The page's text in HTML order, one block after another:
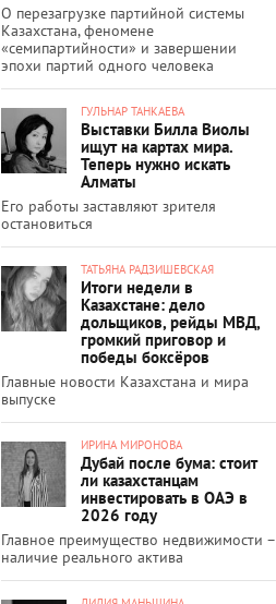
О перезагрузке партийной системы
Казахстана, феномене
«семипартийности» и завершении
эпохи партий одного человека
ГУЛЬНАР ТАНКАЕВА
Выставки Билла Виолы
ищут на картах мира.
Теперь нужно искать
Алматы
Его работы заставляют зрителя
остановиться
ТАТЬЯНА РАДЗИШЕВСКАЯ
Итоги недели в
Казахстане: дело
дольщиков, рейды МВД,
громкий приговор и
победы боксёров
Главные новости Казахстана и мира
выпуске
ИРИНА МИРОНОВА
Дубай после бума: стоит
ли казахстанцам
инвестировать в ОАЭ в
2026 году
Главное преимущество недвижимости –
наличие реального актива